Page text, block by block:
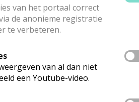
voor priesters, diakens,
vier keer per jaar samen op
worstelt, kracht te vinden in de
Dit alles gebeurt met respect en
bij lotgenoten en gesteund
zijn met zijn kwetsbaarheden en
per jaar samen in de Kliniek Sint-
van het portaal correct
de anonieme registratie
te verbeteren.
van al dan niet
een Youtube-video.